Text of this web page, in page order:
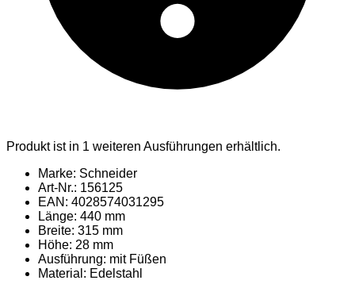
Produkt ist in 1 weiteren Ausführungen erhältlich.
Marke: Schneider
Art-Nr.: 156125
EAN: 4028574031295
Länge: 440 mm
Breite: 315 mm
Höhe: 28 mm
Ausführung: mit Füßen
Material : Edelstahl